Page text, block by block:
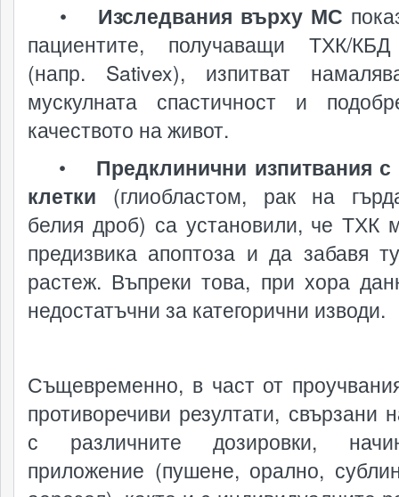
• Изследвания върху МС
пациентите, получаващи ТХК/
(напр. Sativex), изпитват
мускулната спастичност и
качеството на живот.
• Предклинични изпитвания с
клетки (глиобластом, рак на
белия дроб) са установили, че ТХК
предизвика апоптоза и да забавя
растеж. Въпреки това, при хора
недостатъчни за категорични изводи.
Същевременно, в част от
противоречиви резултати, свързани
с различните дозировки,
приложение (пушене, орално,